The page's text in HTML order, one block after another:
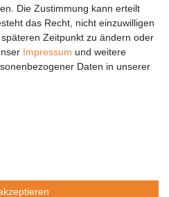
Die Zustimmung kann erteilt
das Recht, nicht einzuwilligen
Zeitpunkt zu ändern oder
Impressum und weitere
Daten in unserer